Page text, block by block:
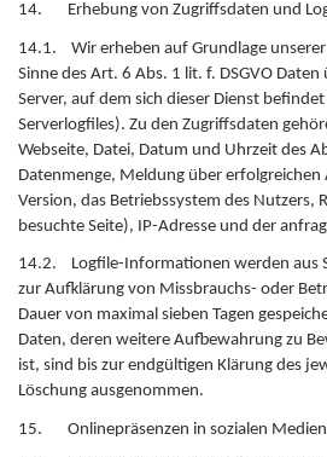
14. Erhebung von Zugriffsdaten und
14.1. Wir erheben auf Grundlage
Sinne des Art. 6 Abs. 1 lit. f. DSGVO
Server, auf dem sich dieser Dienst
Serverlogfiles). Zu den Zugriffsdaten
Webseite, Datei, Datum und Uhrzeit des
Datenmenge, Meldung über
Version, das Betriebssystem des Nutzers,
besuchte Seite), IP-Adresse und der
14.2. Logfile-Informationen werden aus
zur Aufklärung von Missbrauchs- oder
Dauer von maximal sieben Tagen
Daten, deren weitere Aufbewahrung zu
ist, sind bis zur endgültigen Klärung des
Löschung ausgenommen.
15. Onlinepräsenzen in sozialen Medien